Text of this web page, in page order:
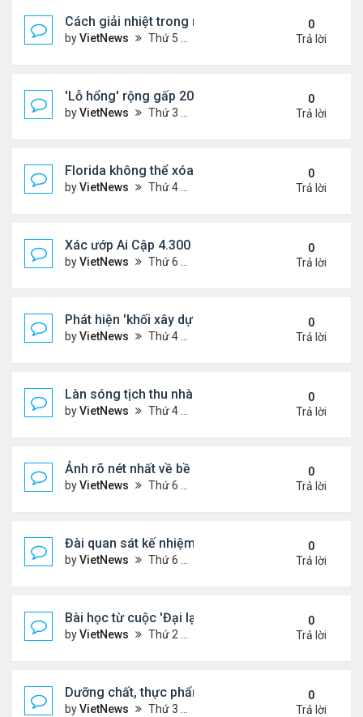
Cách giải nhiệt trong nắng nóng
byVietNews Thứ 5 Tháng 6 15, 2023 10:40 am
0
Trả lời
'Lỗ hổng' rộng gấp 20 lần Trái Đất xuất hiện trên
byVietNews Thứ 3 Tháng 3 28, 2023 5:56 pm
0
Trả lời
Florida không thể xóa sổ Trăn Miến Điện
byVietNews Thứ 4 Tháng 3 22, 2023 5:29 pm
0
Trả lời
Xác ướp Ai Cập 4.300 năm phủ đầy vàng lá
byVietNews Thứ 6 Tháng 1 27, 2023 2:01 pm
0
Trả lời
Phát hiện 'khối xây dựng sự sống' lạnh nhất vũ trụ
byVietNews Thứ 4 Tháng 1 25, 2023 4:26 pm
0
Trả lời
Làn sóng tịch thu nhà
byVietNews Thứ 4 Tháng 1 25, 2023 3:27 pm
0
Trả lời
Ảnh rõ nét nhất về bề mặt Mặt Trăng chụp từ Trái
byVietNews Thứ 6 Tháng 1 13, 2023 1:28 pm
0
Trả lời
Đài quan sát kế nhiệm kính viễn vọng James Webb
byVietNews Thứ 6 Tháng 1 13, 2023 10:09 am
0
Trả lời
Bài học từ cuộc 'Đại lạm phát' cách đây 500 năm
byVietNews Thứ 2 Tháng 1 02, 2023 3:40 pm
0
Trả lời
Dưỡng chất, thực phẩm tốt cho người cao huyết
byVietNews Thứ 3 Tháng 12 13, 2022 11:14 am
0
Trả lời